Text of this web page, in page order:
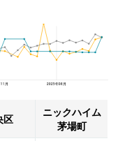
月 2025年08月
区
ニックハイム
茅場町